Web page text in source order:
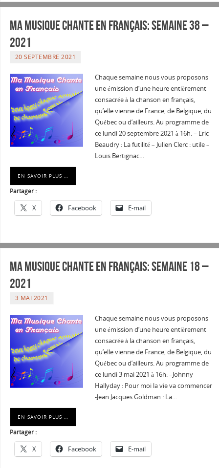
Ma musique chante en Français: Semaine 38 –
2021
20 SEPTEMBRE 2021
Chaque semaine nous vous proposons
une émission d’une heure entièrement
consacrée à la chanson en français,
qu’elle vienne de France, de Belgique, du
Québec ou d’ailleurs. Au programme de
ce lundi 20 septembre 2021 à 16h: – Eric
Beaudry : La futilité – Julien Clerc : utile –
Louis Bertignac…
EN SAVOIR PLUS …
Partager :
X Facebook E-mail
Ma musique chante en Français: Semaine 18 –
2021
3 MAI 2021
Chaque semaine nous vous proposons
une émission d’une heure entièrement
consacrée à la chanson en français,
qu’elle vienne de France, de Belgique, du
Québec ou d’ailleurs. Au programme de
ce lundi 3 mai 2021 à 16h: –Johnny
Hallyday : Pour moi la vie va commencer
-Jean Jacques Goldman : La…
EN SAVOIR PLUS …
Partager :
X Facebook E-mail